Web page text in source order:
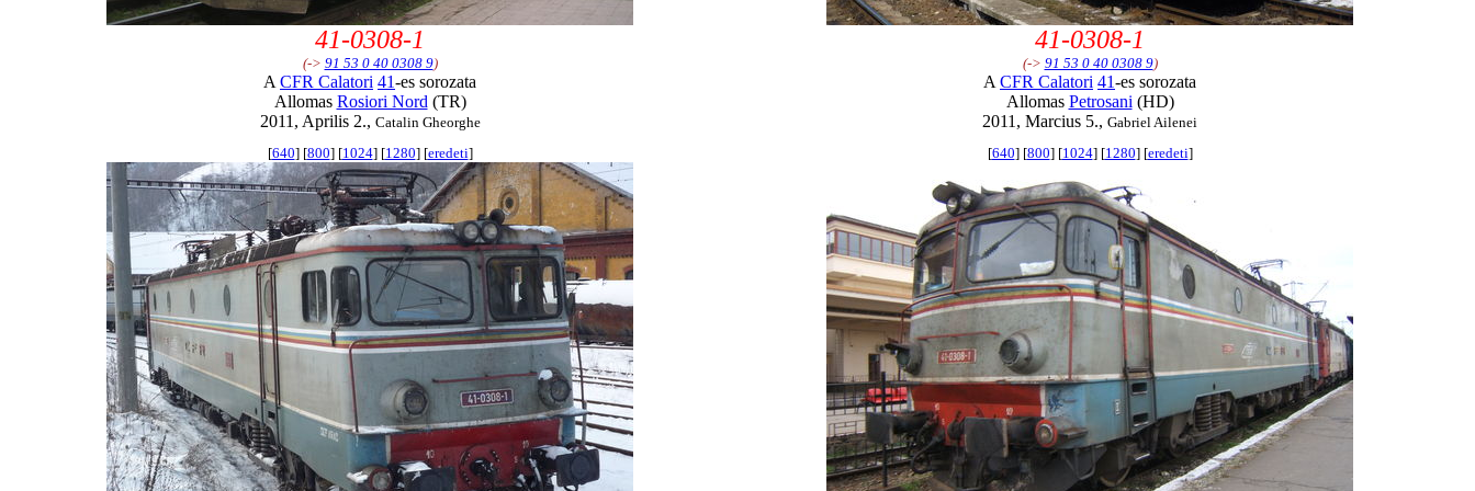
41-0308-1
(-> 91 53 0 40 0308 9)
A CFR Calatori 41-es sorozata
Allomas Rosiori Nord (TR)
2011, Aprilis 2., Catalin Gheorghe
41-0308-1
(-> 91 53 0 40 0308 9)
A CFR Calatori 41-es sorozata
Allomas Petrosani (HD)
2011, Marcius 5., Gabriel Ailenei
[640] [800] [1024] [1280] [eredeti] [640] [800] [1024] [1280] [eredeti]